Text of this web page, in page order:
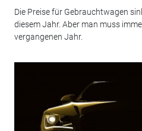
Die Preise für Gebrauchtwagen
diesem Jahr. Aber man muss
vergangenen Jahr.